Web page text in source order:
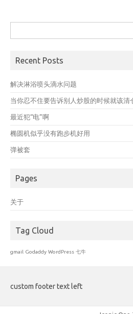
索：
Recent Posts
解决淋浴喷头滴水问题
当你忍不住要告诉别人炒股的时候就该清
最近犯“电”啊
椭圆机似乎没有跑步机好用
弹被套
Pages
关于
Tag Cloud
gmail Godaddy WordPress 七牛
custom footer text left